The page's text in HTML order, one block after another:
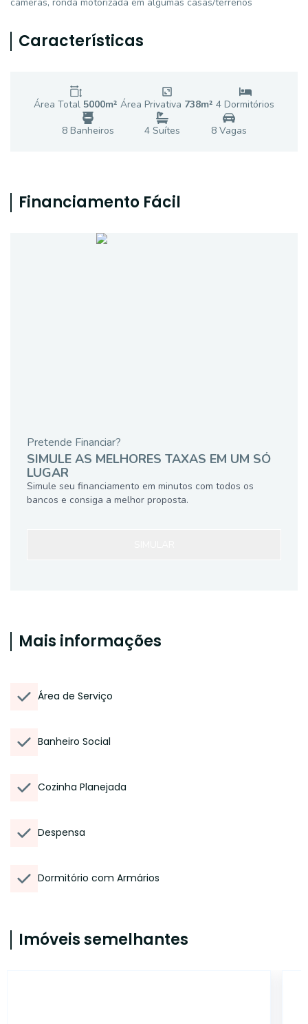
Características
Área Total 5000m² Área Privativa 738m² 4 Dormitórios
8Banheiros 4 Suítes 8Vagas
Financiamento Fácil
Pretende Financiar?
SIMULE AS MELHORES TAXAS EM UM SÓ
LUGAR
Simule seu financiamento em minutos com todos os
bancos e consiga a melhor proposta.
Mais informações
Área de Serviço
Banheiro Social
Cozinha Planejada
Despensa
Dormitório com Armários
Imóveis semelhantes